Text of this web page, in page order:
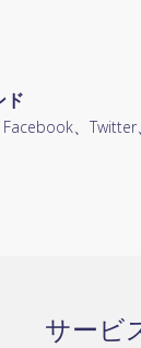
ド
、
サービ